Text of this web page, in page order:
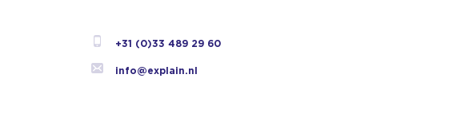
+31 (0)33 489 29 60
info@explain.nl